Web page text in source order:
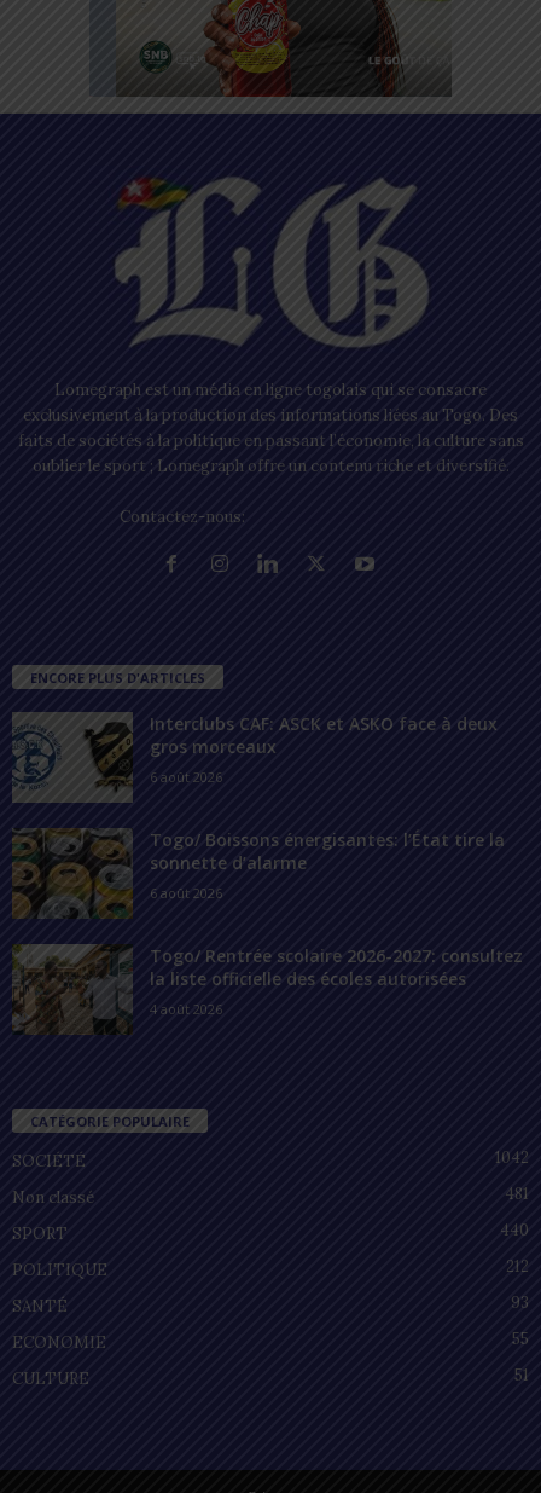
Lomegraph est un média en ligne togolais qui se consacre
exclusivement à la production des informations liées au Togo. Des
faits de sociétés à la politique en passant l’économie, la culture sans
oublier le sport ; Lomegraph offre un contenu riche et diversifié.
Contactez-nous:
ENCORE PLUS D'ARTICLES
Interclubs CAF: ASCK et ASKO face à deux
gros morceaux
6 août 2026
Togo/ Boissons énergisantes: l’État tire la
sonnette d’alarme
6 août 2026
Togo/ Rentrée scolaire 2026-2027: consultez
la liste officielle des écoles autorisées
4 août 2026
CATÉGORIE POPULAIRE
SOCIÉTÉ
1042
Non classé
481
SPORT
440
POLITIQUE
212
SANTÉ
93
ECONOMIE
55
CULTURE
51